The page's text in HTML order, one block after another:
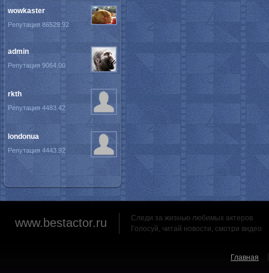
wowkaster
Репутация 86529.92
admin
Репутация 9064.00
rkth
Репутация 4483.42
londonua
Репутация 4443.92
www.bestactor.ru
Следи за жизнью любимых актеров
Голосуй, читай новости, смотри видео
Главная